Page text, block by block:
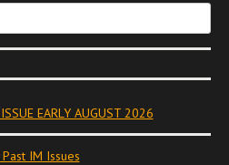
EARLY AUGUST 2026
IM Issues